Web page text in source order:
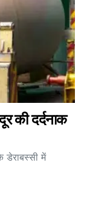
की दर्दनाक
डेराबस्सी में